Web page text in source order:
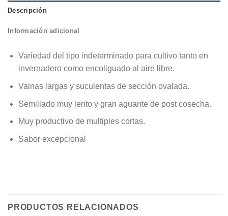
Descripción
Información adicional
Variedad del tipo indeterminado para cultivo tanto en
invernadero como encoliguado al aire libre.
Vainas largas y suculentas de sección ovalada.
Semillado muy lento y gran aguante de post cosecha.
Muy productivo de multiples cortas.
Sabor excepcional
PRODUCTOS RELACIONADOS